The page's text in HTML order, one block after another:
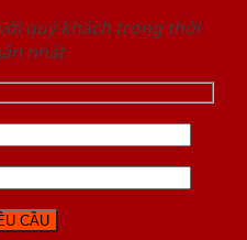
quý khách trong thời
nhất